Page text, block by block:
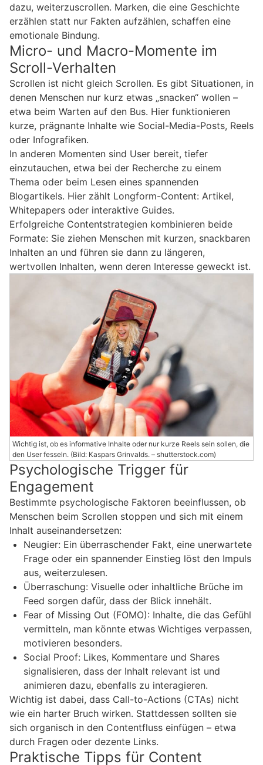
dazu, weiterzuscrollen. Marken, die eine Geschichte
erzählen statt nur Fakten aufzählen, schaffen eine
emotionale Bindung.
Micro- und Macro-Momente im
Scroll-Verhalten
Scrollen ist nicht gleich Scrollen. Es gibt Situationen, in
denen Menschen nur kurz etwas „snacken“ wollen –
etwa beim Warten auf den Bus. Hier funktionieren
kurze, prägnante Inhalte wie Social-Media-Posts, Reels
oder Infografiken.
In anderen Momenten sind User bereit, tiefer
einzutauchen, etwa bei der Recherche zu einem
Thema oder beim Lesen eines spannenden
Blogartikels. Hier zählt Longform-Content: Artikel,
Whitepapers oder interaktive Guides.
Erfolgreiche Contentstrategien kombinieren beide
Formate: Sie ziehen Menschen mit kurzen, snackbaren
Inhalten an und führen sie dann zu längeren,
wertvollen Inhalten, wenn deren Interesse geweckt ist.
Wichtig ist, ob es informative Inhalte oder nur kurze Reels sein sollen, die
den User fesseln. (Bild: Kaspars Grinvalds. – shutterstock.com)
Psychologische Trigger für
Engagement
Bestimmte psychologische Faktoren beeinflussen, ob
Menschen beim Scrollen stoppen und sich mit einem
Inhalt auseinandersetzen:
Neugier: Ein überraschender Fakt, eine unerwartete
Frage oder ein spannender Einstieg löst den Impuls
aus, weiterzulesen.
Überraschung: Visuelle oder inhaltliche Brüche im
Feed sorgen dafür, dass der Blick innehält.
Fear of Missing Out (FOMO): Inhalte, die das Gefühl
vermitteln, man könnte etwas Wichtiges verpassen,
motivieren besonders.
Social Proof: Likes, Kommentare und Shares
signalisieren, dass der Inhalt relevant ist und
animieren dazu, ebenfalls zu interagieren.
Wichtig ist dabei, dass Call-to-Actions (CTAs) nicht
wie ein harter Bruch wirken. Stattdessen sollten sie
sich organisch in den Contentfluss einfügen – etwa
durch Fragen oder dezente Links.
Praktische Tipps für Content